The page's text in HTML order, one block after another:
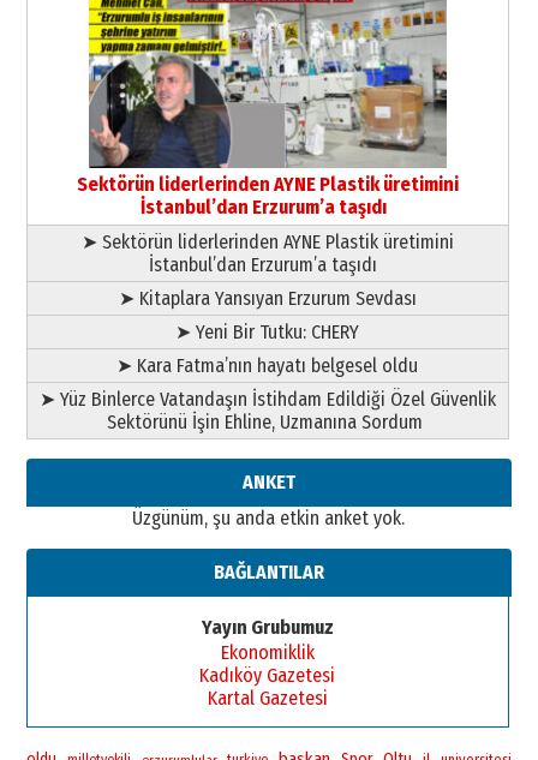
Kenan GÜLERCİ
Murat Şahsuvaroğlu ERKON’da
çıtayı yukarı taşırken,
yönetimdekiler aşağı
çekmemeli!
17 Şubat 2026 Salı Orhan BOZKURT
Bir fotoğraf, bir şehir, bir
gazeteci… Dizginler kimin
elinde?
A. Berhan Yılmaz
BİR BÖLÜM DEĞİL, BİR ÖMÜR
SEÇİYORSUNUZ… “NEDEN
ATATÜRK ÜNİVERSİTESİ?”
28 Temmuz 2026 Salı
Ahmet Gökhan YAZICI
Ahmed Yesevi’den bir Alperen…
”Reisimiz” idi… Hakka yürüdü.!
26 Mart 2026 Perşembe
gönül adamı Faruk Terzioğlu!
Başkan Sekmen’den Erzurum’a
bir vizyon proje daha!
02 Ağustos 2026 Pazar
Sektörün liderlerinden AYNE Plastik üretimini
İstanbul’dan Erzurum’a taşıdı
➤ Sektörün liderlerinden AYNE Plastik üretimini
İstanbul’dan Erzurum’a taşıdı
➤ Kitaplara Yansıyan Erzurum Sevdası
➤ Yeni Bir Tutku: CHERY
➤ Kara Fatma’nın hayatı belgesel oldu
➤ Yüz Binlerce Vatandaşın İstihdam Edildiği Özel Güvenlik
Sektörünü İşin Ehline, Uzmanına Sordum
ANKET
Üzgünüm, şu anda etkin anket yok.
BAĞLANTILAR
Yayın Grubumuz
Ekonomiklik
Kadıköy Gazetesi
Kartal Gazetesi